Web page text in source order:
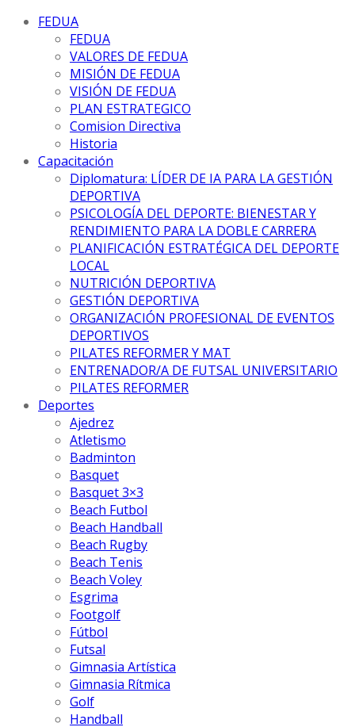
FEDUA
FEDUA
VALORES DE FEDUA
MISIÓN DE FEDUA
VISIÓN DE FEDUA
PLAN ESTRATEGICO
Comision Directiva
Historia
Capacitación
Diplomatura: LÍDER DE IA PARA LA GESTIÓN
DEPORTIVA
PSICOLOGÍA DEL DEPORTE: BIENESTAR Y
RENDIMIENTO PARA LA DOBLE CARRERA
PLANIFICACIÓN ESTRATÉGICA DEL DEPORTE
LOCAL
NUTRICIÓN DEPORTIVA
GESTIÓN DEPORTIVA
ORGANIZACIÓN PROFESIONAL DE EVENTOS
DEPORTIVOS
PILATES REFORMER Y MAT
ENTRENADOR/A DE FUTSAL UNIVERSITARIO
PILATES REFORMER
Deportes
Ajedrez
Atletismo
Badminton
Basquet
Basquet 3×3
Beach Futbol
Beach Handball
Beach Rugby
Beach Tenis
Beach Voley
Esgrima
Footgolf
Fútbol
Futsal
Gimnasia Artística
Gimnasia Rítmica
Golf
Handball